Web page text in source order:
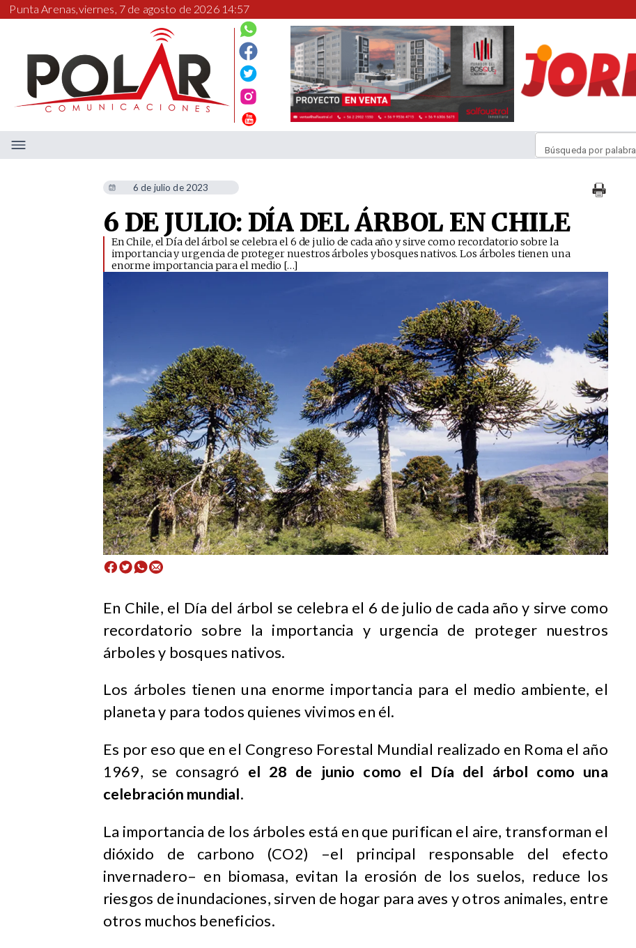
Punta Arenas,viernes, 7 de agosto de 2026 14:57
Búsqueda por palabra
6 de julio de 2023
6 DE JULIO: DÍA DEL ÁRBOL EN CHILE
En Chile, el Día del árbol se celebra el 6 de julio de cada año y sirve como recordatorio sobre la
importancia y urgencia de proteger nuestros árboles y bosques nativos. Los árboles tienen una
enorme importancia para el medio […]
En Chile, el Día del árbol se celebra el 6 de julio de cada año y sirve como
recordatorio sobre la importancia y urgencia de proteger nuestros
árboles y bosques nativos.
Los árboles tienen una enorme importancia para el medio ambiente, el
planeta y para todos quienes vivimos en él.
Es por eso que en el Congreso Forestal Mundial realizado en Roma el año
1969, se consagró el 28 de junio como el Día del árbol como una
celebración mundial.
La importancia de los árboles está en que purifican el aire, transforman el
dióxido de carbono (CO2) –el principal responsable del efecto
invernadero– en biomasa, evitan la erosión de los suelos, reduce los
riesgos de inundaciones, sirven de hogar para aves y otros animales, entre
otros muchos beneficios.